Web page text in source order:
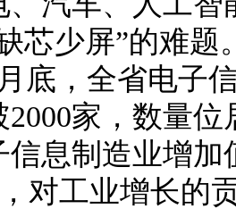
芯少屏”的难题
底，全省电子
2000家，数量
信息制造业增加
对工业增长的